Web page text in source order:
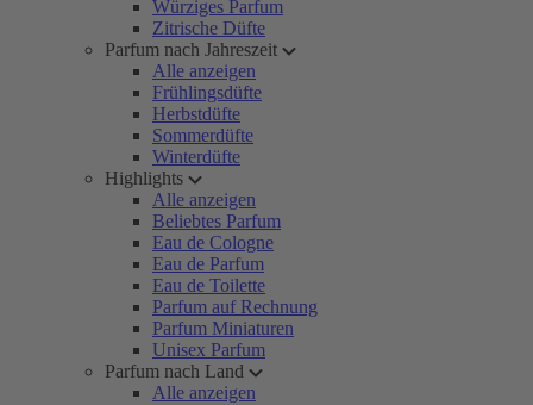
Würziges Parfum
Zitrische Düfte
Parfum nach Jahreszeit
Alle anzeigen
Frühlingsdüfte
Herbstdüfte
Sommerdüfte
Winterdüfte
Highlights
Alle anzeigen
Beliebtes Parfum
Eau de Cologne
Eau de Parfum
Eau de Toilette
Parfum auf Rechnung
Parfum Miniaturen
Unisex Parfum
Parfum nach Land
Alle anzeigen